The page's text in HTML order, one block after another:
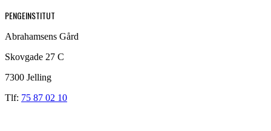
PENGEINSTITUT
Abrahamsens Gård
Skovgade 27 C
7300 Jelling
Tlf: 75 87 02 10